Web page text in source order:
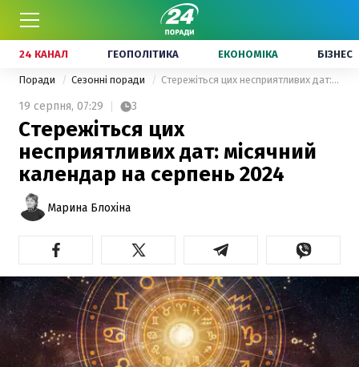
24 КАНАЛ ГЕОПОЛІТИКА ЕКОНОМІКА БІЗНЕС
Поради Сезонні поради Стережіться цих несприятливих дат: місячний календар на серпень 2024
19 серпня, 07:29 3
Стережіться цих
несприятливих дат: місячний
календар на серпень 2024
Марина Блохіна